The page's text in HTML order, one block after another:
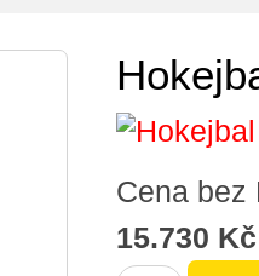
Cena
15.730 Kč